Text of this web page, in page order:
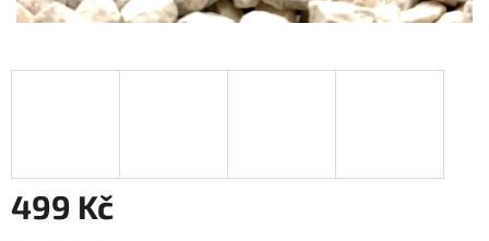
499 Kč